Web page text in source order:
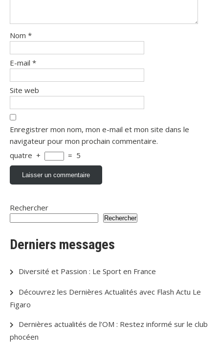
Nom *
E-mail *
Site web
Enregistrer mon nom, mon e-mail et mon site dans le
navigateur pour mon prochain commentaire.
quatre + = 5
Rechercher
Rechercher
Derniers messages
Diversité et Passion : Le Sport en France
Découvrez les Dernières Actualités avec Flash Actu Le
Figaro
Dernières actualités de l’OM : Restez informé sur le club
phocéen